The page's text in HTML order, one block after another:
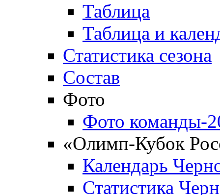
Таблица
Таблица и
Статистика сезона
Состав
Фото
Фото команды-
«Олимп-Кубок
Календарь
Статистика